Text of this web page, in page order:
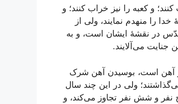
و کعبه را نیز خراب کنند؛ و
را منهدم نمایند، ولى از
در نقشۀ ایشان است، و به
مى‌آلایند.
آهن است، بوسیدن آهن شرک
ولى در این چند سال
نفر و شش نفر تجاوز مى‌کند، و